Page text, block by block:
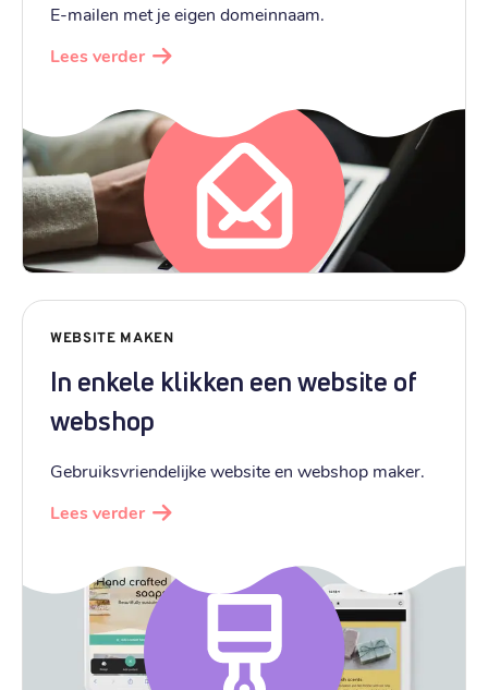
E-mailen met je eigen domeinnaam.
Lees verder
WEBSITE MAKEN
In enkele klikken een website of
webshop
Gebruiksvriendelijke website en webshop maker.
Lees verder